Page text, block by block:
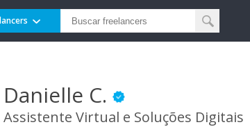
Danielle C.
Assistente Virtual e Soluções Digitais